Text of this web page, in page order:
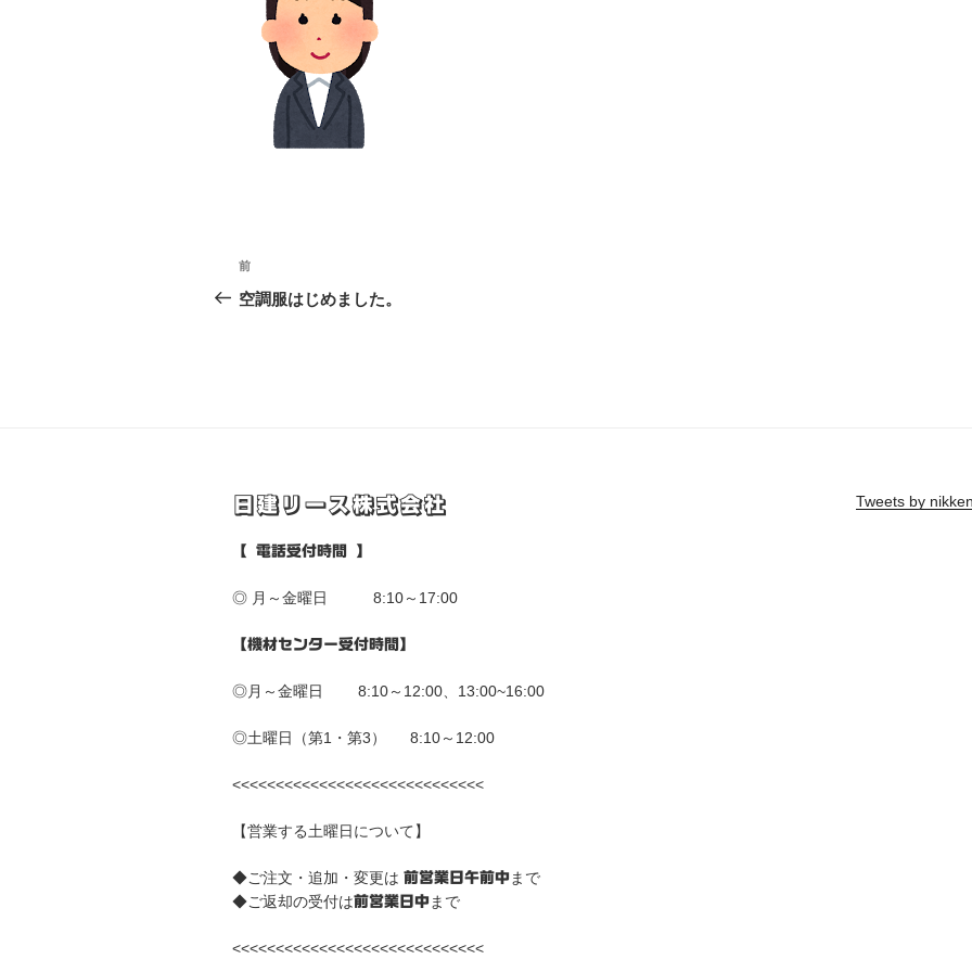
投
稿
シ
前
の
前
空調服はじめました。
日建リース株式会社
【 電話受付時間 】
◎ 月～金曜日 8:10～17:00
【機材センター受付時間】
◎月～金曜日 8:10～12:00、13:00~16:00
◎土曜日（第1・第3） 8:10～12:00
<<<<<<<<<<<<<<<<<<<<<<<<<<<<<
【営業する土曜日について】
◆ご注文・追加・変更は 前営業日午前中 まで
◆ご返却の受付は前営業日中 まで
<<<<<<<<<<<<<<<<<<<<<<<<<<<<<
Tweets by